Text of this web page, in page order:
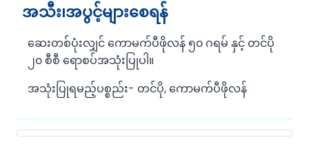
အသီး၊အပွင့်များစေရန်
ဆေးတစ်ပုံးလျှင် ကောမက်ပီဖိုလန် ၅၀ ဂရမ် နှင့် တင်ပို
၂၀ စီစီ ရောစပ်အသုံးပြုပါ။
အသုံးပြုရမည့်ပစ္စည်း- တင်ပို, ကောမက်ပီဖိုလန်